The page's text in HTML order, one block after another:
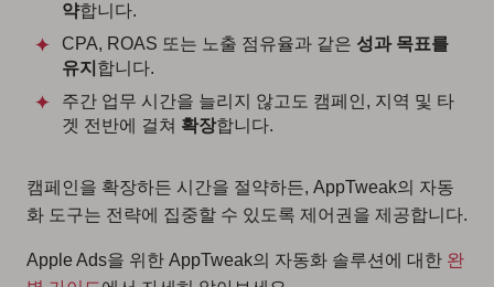
약합니다.
CPA, ROAS 또는 노출 점유율과 같은 성과 목표를
유지 합니다.
주간 업무 시간을 늘리지 않고도 캠페인, 지역 및 타
겟 전반에 걸쳐 확장합니다.
캠페인을 확장하든 시간을 절약하든, AppTweak의 자동
화 도구는 전략에 집중할 수 있도록 제어권을 제공합니다.
Apple Ads을 위한 AppTweak의 자동화 솔루션에 대한 완